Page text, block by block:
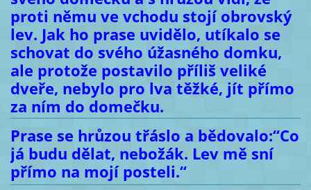
proti němu ve vchodu stojí obrovský
lev. Jak ho prase uvidělo, utíkalo se
schovat do svého úžasného domku,
ale protože postavilo příliš veliké
dveře, nebylo pro lva těžké, jít přímo
za ním do domečku.
Prase se hrůzou třáslo a bědovalo:“Co
já budu dělat, nebožák. Lev mě sní
přímo na mojí posteli.“